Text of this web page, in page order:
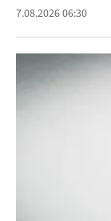
7.08.2026 06:30